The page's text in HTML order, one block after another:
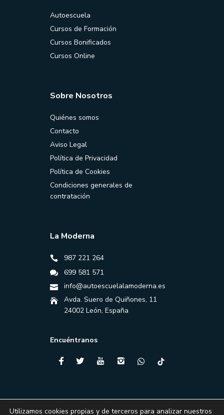
Autoescuela
Cursos de Formación
Cursos Bonificados
Cursos Online
Sobre Nosotros
Quiénes somos
Contacto
Aviso Legal
Política de Privacidad
Política de Cookies
Condiciones generales de
contratación
La Moderna
987 221 264
699 581 571
info@autoescuelalamoderna.es
Avda. Suero de Quiñones, 11
24002 León, España
Encuéntranos
Utilizamos cookies propias y de terceros para analizar nuestros